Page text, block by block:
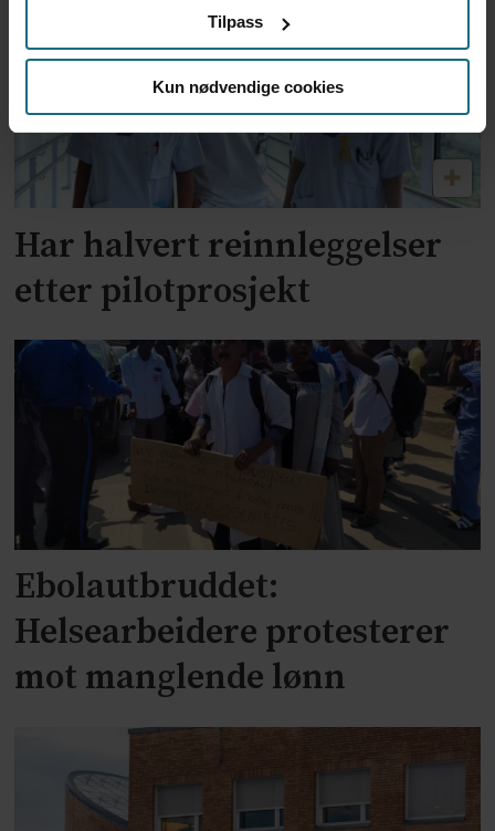
Tilpass
Kun nødvendige cookies
Har halvert reinnleggelser
etter pilotprosjekt
Ebolautbruddet:
Helsearbeidere protesterer
mot manglende lønn